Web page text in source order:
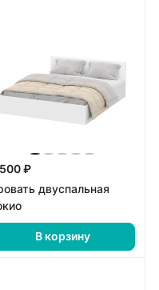
₽
двуспальная
В корзину